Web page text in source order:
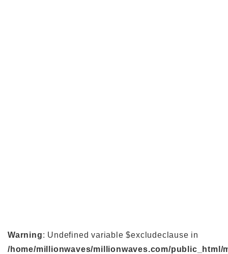
Warning: Undefined variable $excludeclause in
/home/millionwaves/millionwaves.com/public_html/